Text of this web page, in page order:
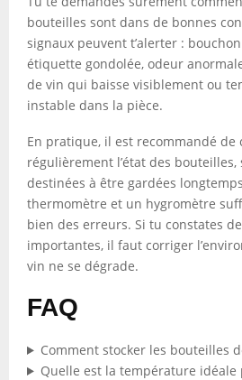
bouteilles sont dans de bonnes
signaux peuvent t’alerter :
étiquette gondolée, odeur
de vin qui baisse visiblement ou
instable dans la pièce.
En pratique, il est recommandé de
régulièrement l’état des
destinées à être gardées
thermomètre et un hygromètre
bien des erreurs. Si tu constates
importantes, il faut corriger
vin ne se dégrade.
FAQ
Comment stocker les bouteilles
Quelle est la température idéale